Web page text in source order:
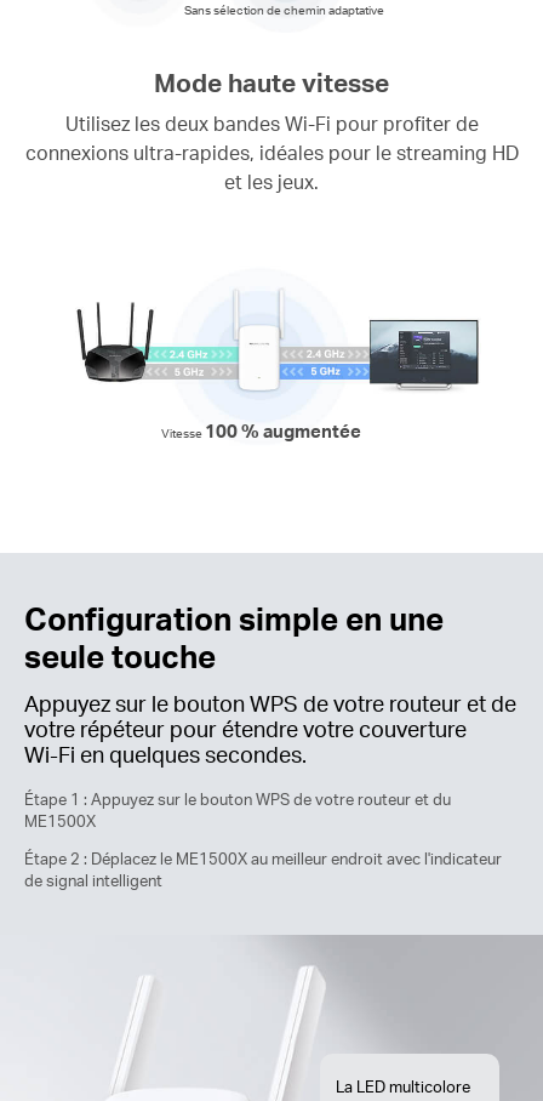
Sans sélection de chemin adaptative
Mode haute vitesse
Utilisez les deux bandes Wi-Fi pour profiter de
connexions ultra-rapides, idéales pour le streaming HD
et les jeux.
Vitesse 100 % augmentée
Configuration simple en une
seule touche
Appuyez sur le bouton WPS de votre routeur et de
votre répéteur pour étendre votre couverture
Wi-Fi en quelques secondes.
Étape 1 : Appuyez sur le bouton WPS de votre routeur et du
ME1500X
Étape 2 : Déplacez le ME1500X au meilleur endroit avec l'indicateur
de signal intelligent
La LED multicolore